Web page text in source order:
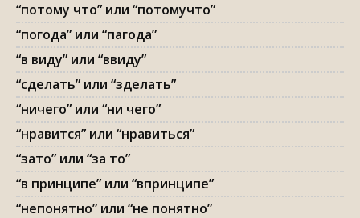
“потому что” или “потомучто”
“погода” или “пагода”
“в виду” или “ввиду”
“сделать” или “зделать”
“ничего” или “ни чего”
“нравится” или “нравиться”
“зато” или “за то”
“в принципе” или “впринципе”
“непонятно” или “не понятно”